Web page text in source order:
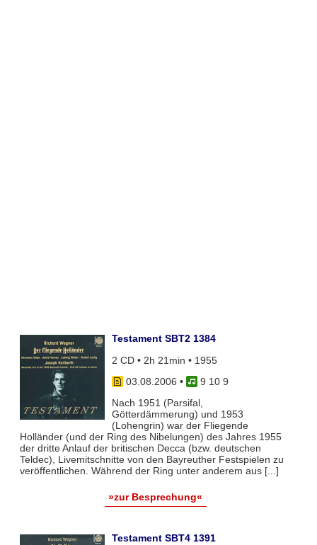
Testament SBT2 1384
2 CD • 2h 21min • 1955
03.08.2006 •
9 10 9
Nach 1951 (Parsifal,
Götterdämmerung) und 1953
(Lohengrin) war der Fliegende
Holländer (und der Ring des Nibelungen) des Jahres 1955
der dritte Anlauf der britischen Decca (bzw. deutschen
Teldec), Livemitschnitte von den Bayreuther Festspielen zu
veröffentlichen. Während der Ring unter anderem aus [...]
»zur Besprechung«
Testament SBT4 1391